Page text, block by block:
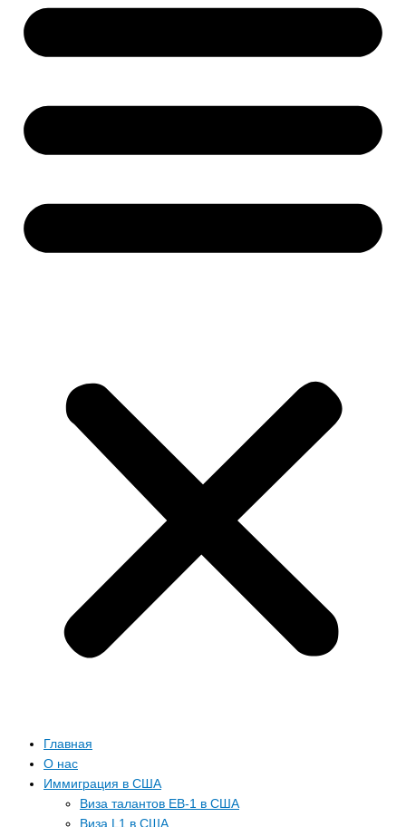
Главная
О нас
Иммиграция в США
Виза талантов EB-1 в США
Виза L1 в США